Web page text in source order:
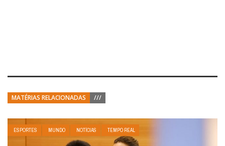
MATÉRIAS RELACIONADAS ///
ESPORTES MUNDO NOTÍCIAS TEMPO REAL